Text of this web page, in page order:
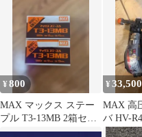
¥800
MAX マックス ステー
プル T3-13MB 2箱セッ
ト
¥33,500
MAX 高
バ HV-